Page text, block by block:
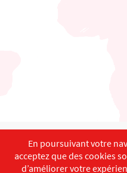
English
Copyright ©ISEC-AdW
En poursuivant votre
acceptez que des cookies
d’améliorer votre